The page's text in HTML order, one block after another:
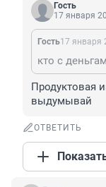
Гость
17 января
Гость17 января
Продуктовая
выдумывай
ОТВЕТИТЬ